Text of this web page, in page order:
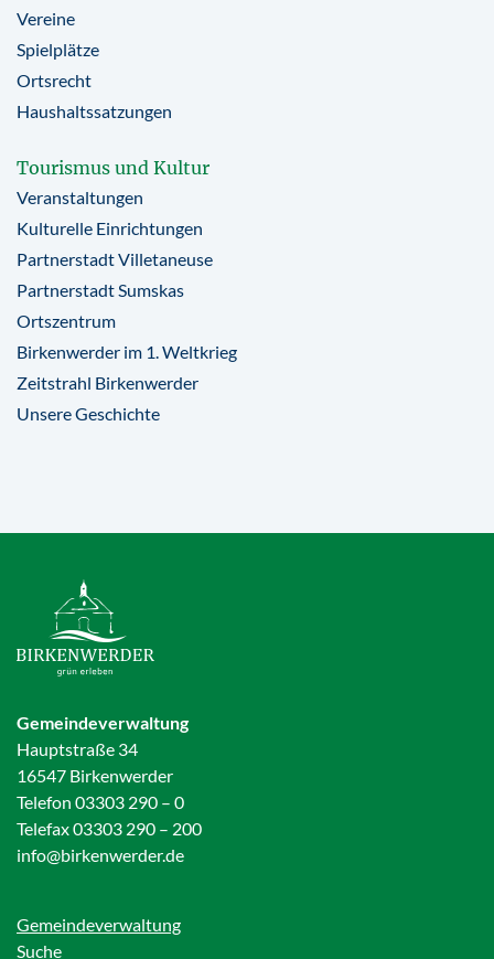
Vereine
Spielplätze
Ortsrecht
Haushaltssatzungen
Tourismus und Kultur
Veranstaltungen
Kulturelle Einrichtungen
Partnerstadt Villetaneuse
Partnerstadt Sumskas
Ortszentrum
Birkenwerder im 1. Weltkrieg
Zeitstrahl Birkenwerder
Unsere Geschichte
Gemeindeverwaltung
Hauptstraße 34
16547 Birkenwerder
Telefon 03303 290 – 0
Telefax 03303 290 – 200
info@birkenwerder.de
Gemeindeverwaltung
Suche